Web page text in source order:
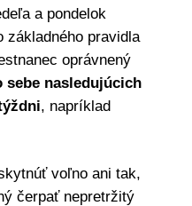
a pondelok
základného pravidla
oprávnený
nasledujúcich
, napríklad
voľno ani tak,
čerpať nepretržitý